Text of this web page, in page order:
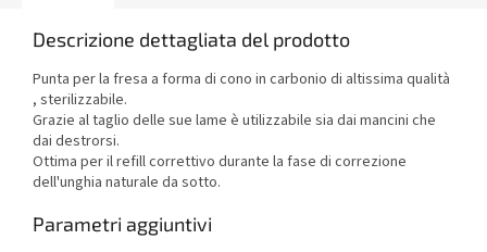
Descrizione dettagliata del prodotto
Punta per la fresa a forma di cono in carbonio di altissima qualità
, sterilizzabile.
Grazie al taglio delle sue lame è utilizzabile sia dai mancini che
dai destrorsi.
Ottima per il refill correttivo durante la fase di correzione
dell'unghia naturale da sotto.
Parametri aggiuntivi